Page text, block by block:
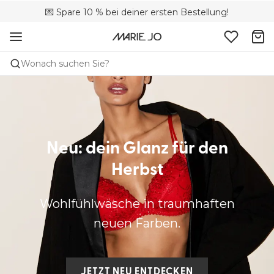
💌 Spare 10 % bei deiner ersten Bestellung!
🚚 Kostenloser Versand bei Bestellungen über 90 €
📦 Kostenlose Rücksendungen
Wonach suchen Sie?
Neu: dein Glanz für den
Herbst
Wohlfühlwäsche in traumhaften
neuen Farben.